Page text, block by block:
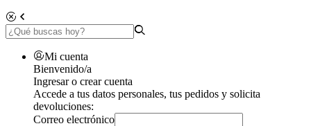
Mi cuenta
Bienvenido/a
Ingresar o crear cuenta
Accede a tus datos personales, tus pedidos y solicita
devoluciones:
Correo electrónico